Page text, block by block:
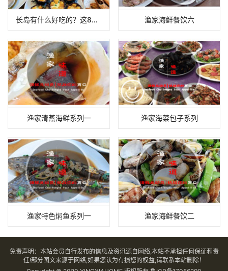
长岛有什么好吃的？这8样本地人常吃的海鲜和小吃，上岛照着吃就对了 渔家海鲜餐饮六
渔家清蒸海鲜系列一 渔家海菜包子系列
渔家特色焖鱼系列一 渔家海鲜餐饮二
免责声明：本站会员自行发布的信息及资讯源自网络,本站不承担任何保证和责
任!部分图文来源于网络,如果您认为有损您的权益,请联系本站删除！